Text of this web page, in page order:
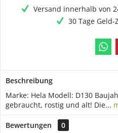
Versand innerhalb von
30 Tage
Beschreibung
Marke: Hela Modell: D130
gebraucht, rostig und alt! Die...
Bewertungen
0